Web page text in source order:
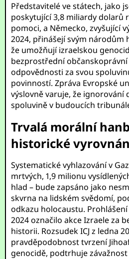
Představitelé ve státech, jako
poskytující 3,8 miliardy dolarů
pomoci, a Německo, zvyšující
2024, přinášejí svým národům
že umožňují izraelskou
bezprostřední
odpovědnosti za svou
povinností. Zpráva Evropské
výslovně varuje, že ignorování
spoluvině v budoucích
Trvalá morální
historické
Systematické vyhlazování v
mrtvých, 1,9 milionu
hlad – bude zapsáno jako
skvrna na lidském svědomí,
odkazu holocaustu.
2024 označilo akce Izraele za
historii. Rozsudek ICJ z ledna
pravděpodobnost tvrzení
genocidě, podtrhuje